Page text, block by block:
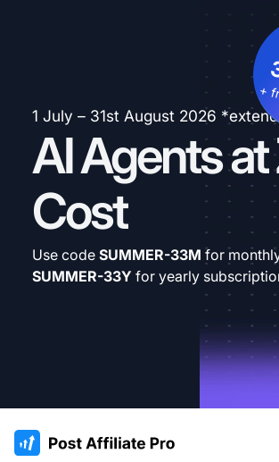
1 July – 31st August 2026
AI Agents
Cost
+
Use code SUMMER-33M for
SUMMER-33Y for yearly
:site.title